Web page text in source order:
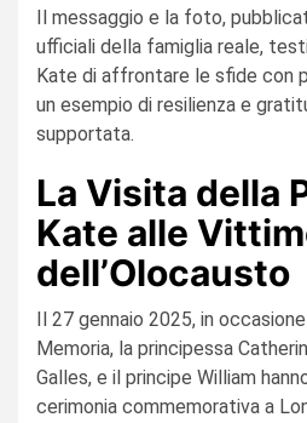
Il messaggio e la foto,
ufficiali della famiglia reale,
Kate di affrontare le sfide con
un esempio di resilienza e
supportata.
La Visita della
Kate alle
dell’Olocausto
Il 27 gennaio 2025, in
Memoria, la principessa
Galles, e il principe William
cerimonia commemorativa a